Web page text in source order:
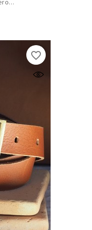
favorite_border